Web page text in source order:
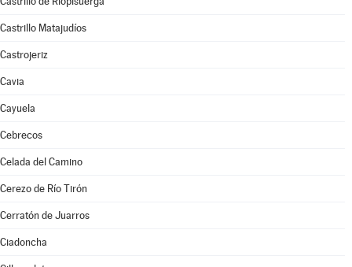
Castrillo Matajudíos
Castrojeriz
Cavia
Cayuela
Cebrecos
Celada del Camino
Cerezo de Río Tirón
Cerratón de Juarros
Ciadoncha